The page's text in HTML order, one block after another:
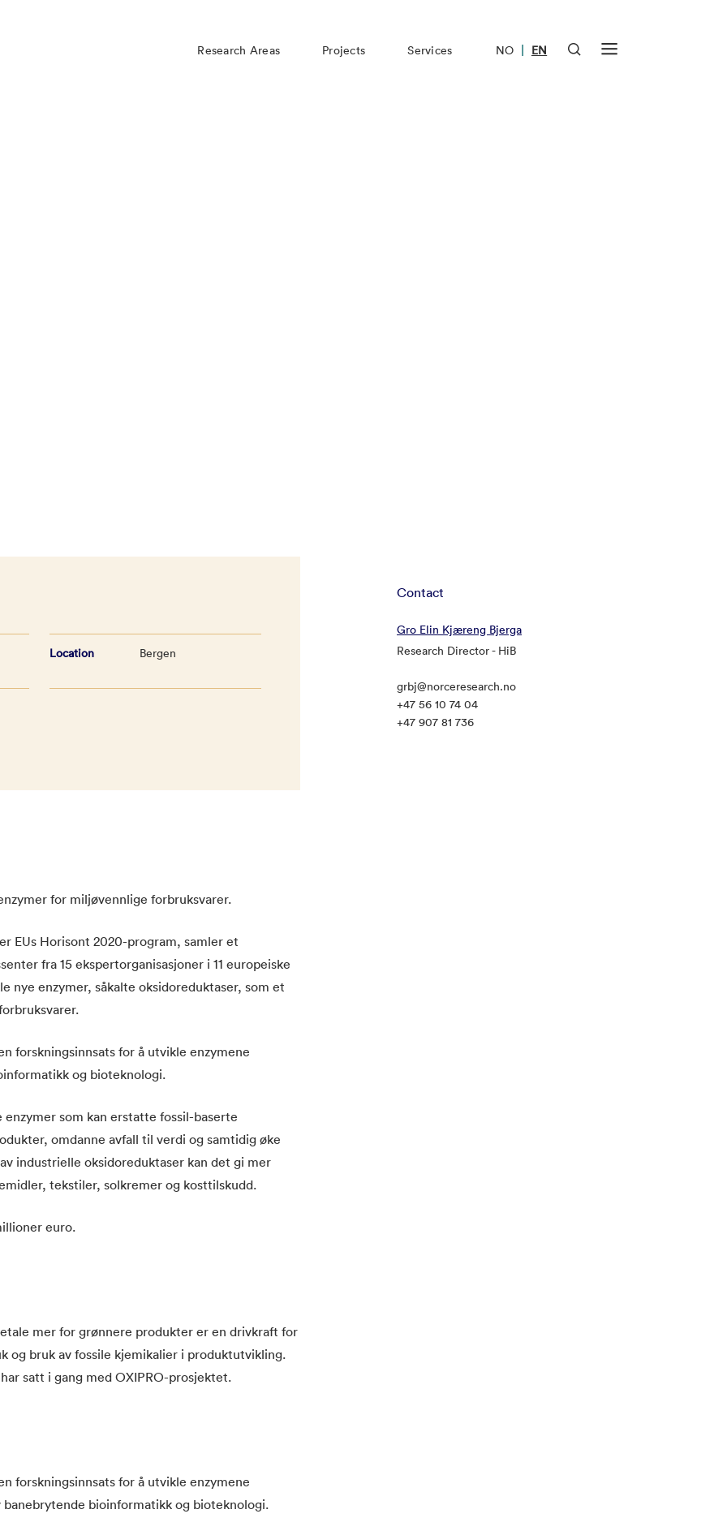
Research Areas Projects Services NO | EN
Location Bergen
for miljøvennlige forbruksvarer.
EUs Horisont 2020-program, samler et
fra 15 ekspertorganisasjoner i 11 europeiske
nye enzymer, såkalte oksidoreduktaser, som et
forskningsinnsats for å utvikle enzymene
og bioteknologi.
som kan erstatte fossil-baserte
omdanne avfall til verdi og samtidig øke
industrielle oksidoreduktaser kan det gi mer
tekstiler, solkremer og kosttilskudd.
euro.
mer for grønnere produkter er en drivkraft for
og bruk av fossile kjemikalier i produktutvikling.
satt i gang med OXIPRO-prosjektet.
forskningsinnsats for å utvikle enzymene
bioinformatikk og bioteknologi.
Contact
Gro Elin Kjæreng Bjerga
Research Director - HiB
grbj@norceresearch.no
+47 56 10 74 04
+47 907 81 736